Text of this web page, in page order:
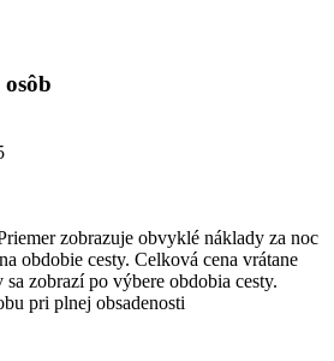
zobrazuje obvyklé náklady za noc
obdobie cesty. Celková cena vrátane
zobrazí po výbere obdobia cesty.
pri plnej obsadenosti